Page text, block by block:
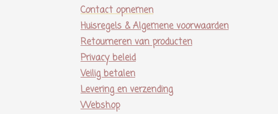
Contact opnemen
Huisregels & Algemene voorwaarden
Retourneren van producten
Privacy beleid
Veilig betalen
Levering en verzending
Webshop